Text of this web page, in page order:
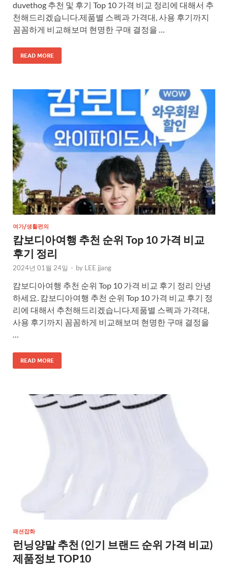
duvethog 추천 및 후기 Top 10 가격 비교 정리에 대해서 추
천해드리겠습니다.제품별 스펙과 가격대, 사용 후기까지
꼼꼼하게 비교해보며 현명한 구매 결정을 …
READ MORE
여가/생활편의
캄보디아여행 추천 순위 Top 10 가격 비교
후기 정리
2024년 01월 24일 - by LEE jjang
캄보디아여행 추천 순위 Top 10 가격 비교 후기 정리 안녕
하세요. 캄보디아여행 추천 순위 Top 10 가격 비교 후기 정
리에 대해서 추천해드리겠습니다.제품별 스펙과 가격대,
사용 후기까지 꼼꼼하게 비교해보며 현명한 구매 결정을
READ MORE
패션잡화
런닝양말 추천 (인기 브랜드 순위 가격 비교)
제품정보 TOP10